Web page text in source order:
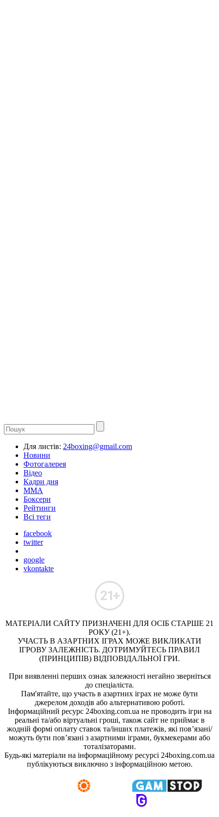
Для листів: 24boxing@gmail.com
Новини
Фотогалерея
Відео
Кадри дня
ММА
Боксери
Рейтинги
Всі теги
facebook
twitter
google
vkontakte
МАТЕРІАЛИ САЙТУ ПРИЗНАЧЕНІ ДЛЯ ОСІБ СТАРШЕ 21
РОКУ (21+).
УЧАСТЬ В АЗАРТНИХ ІГРАХ МОЖЕ ВИКЛИКАТИ
ІГРОВУ ЗАЛЕЖНІСТЬ. ДОТРИМУЙТЕСЬ ПРАВИЛ
(ПРИНЦИПІВ) ВІДПОВІДАЛЬНОЇ ГРИ.
При виявленні перших ознак залежності негайно зверніться
до спеціаліста.
Пам'ятайте, що участь в азартних іграх не може бути
джерелом доходів або альтернативою роботі.
Інформаційний ресурс 24boxing.com.ua не проводить ігри на
реальні та/або віртуальні гроші, також сайт не приймає в
жодній формі оплату ставок та/інших платежів, які пов’язані/
можуть бути пов’язані з азартними іграми, букмекерами або
тоталізаторами.
Будь-які матеріали на інформаційному ресурсі 24boxing.com.ua
публікуються виключно з інформаційною метою.